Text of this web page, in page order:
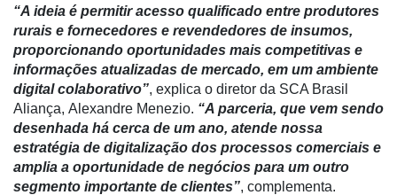
Artigos
Agenda
Agricultura
de
Precisão
Automação
e
“A ideia é permitir acesso qualificado entre produtores
rurais e fornecedores e revendedores de insumos,
proporcionando oportunidades mais competitivas e
informações atualizadas de mercado, em um ambiente
digital colaborativo”, explica o diretor da SCA Brasil
Aliança, Alexandre Menezio. “A parceria, que vem sendo
desenhada há cerca de um ano, atende nossa
estratégia de digitalização dos processos comerciais e
amplia a oportunidade de negócios para um outro
segmento importante de clientes”, complementa.